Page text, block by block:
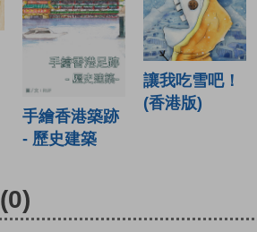
手繪香港築跡
- 歷史建築
讓我吃雪吧！
(香港版)
(0)